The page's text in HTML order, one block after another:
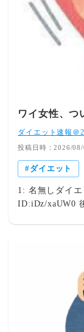
ワイ女性、つ
ダイエット速報＠
投稿日時：2026/
ダイエット
1: 名無しダイエット 2020/03/10(火)